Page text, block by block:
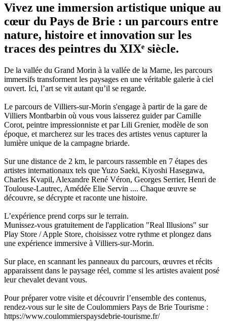
Vivez une immersion artistique unique au
cœur du Pays de Brie : un parcours entre
nature, histoire et innovation sur les
traces des peintres du XIXᵉ siècle.
De la vallée du Grand Morin à la vallée de la Marne, les parcours
immersifs transforment les paysages en une véritable galerie à ciel
ouvert. Ici, l’art se vit autant qu’il se regarde.
Le parcours de Villiers-sur-Morin s'engage à partir de la gare de
Villiers Montbarbin où vous vous laisserez guider par Camille
Corot, peintre impressionniste et par Lili Grenier, modèle de son
époque, et marcherez sur les traces des artistes venus capturer la
lumière unique de la campagne briarde.
Sur une distance de 2 km, le parcours rassemble en 7 étapes des
artistes internationaux tels que Yuzo Saeki, Kiyoshi Hasegawa,
Charles Kvapil, Alexandre René Véron, Georges Serrier, Henri de
Toulouse-Lautrec, Amédée Elie Servin .... Chaque œuvre se
découvre, se décrypte et raconte une histoire.
L’expérience prend corps sur le terrain.
Munissez-vous gratuitement de l'application "Real Illusions" sur
Play Store / Apple Store, choisissez votre rythme et plongez dans
une expérience immersive à Villiers-sur-Morin.
Sur place, en scannant les panneaux du parcours, œuvres et récits
apparaissent dans le paysage réel, comme si les artistes avaient posé
leur chevalet devant vous.
Pour préparer votre visite et découvrir l’ensemble des contenus,
rendez-vous sur le site de Coulommiers Pays de Brie Tourisme :
https://www.coulommierspaysdebrie-tourisme.fr/